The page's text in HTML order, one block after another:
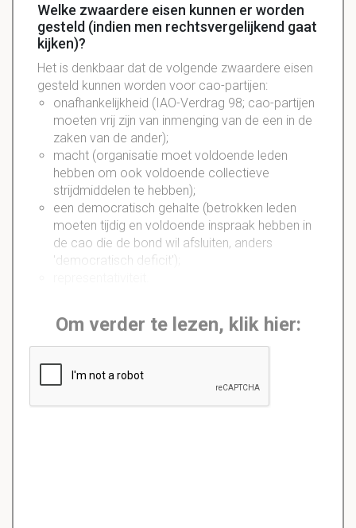
Welke zwaardere eisen kunnen er worden
gesteld (indien men rechtsvergelijkend gaat
kijken)?
Het is denkbaar dat de volgende zwaardere eisen
gesteld kunnen worden voor cao-partijen:
onafhankelijkheid (IAO-Verdrag 98; cao-partijen
moeten vrij zijn van inmenging van de een in de
zaken van de ander);
macht (organisatie moet voldoende leden
hebben om ook voldoende collectieve
strijdmiddelen te hebben);
een democratisch gehalte (betrokken leden
moeten tijdig en voldoende inspraak hebben in
de cao die de bond wil afsluiten, anders
'democratisch deficit');
Om verder te lezen, klik hier: